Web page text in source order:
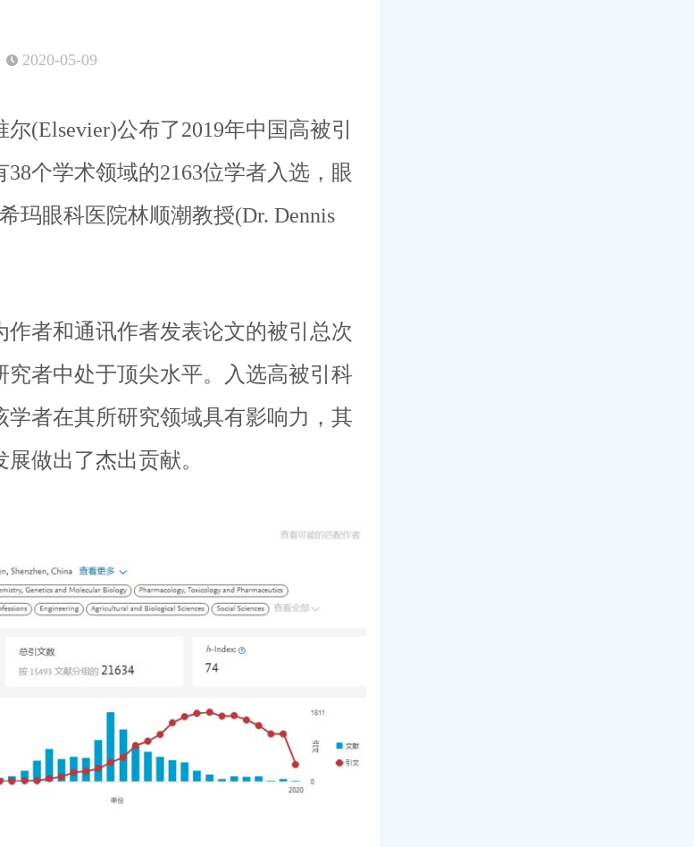
2020-05-09
公布了2019年中国高被引
个学术领域的2163位学者入选，眼
玛眼科医院林顺潮教授(Dr. Dennis
者和通讯作者发表论文的被引总次
究者中处于顶尖水平。入选高被引科
学者在其所研究领域具有影响力，其
做出了杰出贡献。